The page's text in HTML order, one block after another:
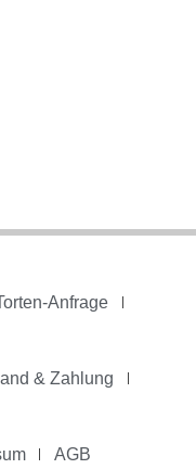
Anfrage
& Zahlung
AGB